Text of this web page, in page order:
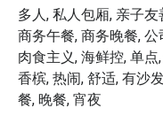
珍藏托斯卡纳葡萄酒
刻的理想之选。
⭐ Google 评分：4.2 (
多人, 私人包厢, 亲子
商务午餐, 商务晚餐,
肉食主义, 海鲜控, 单
香槟, 热闹, 舒适, 有沙
餐, 晚餐, 宵夜